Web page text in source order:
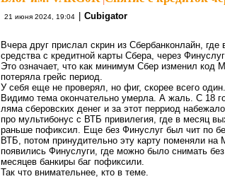
21 июня 2024, 19:04 Cubigator
Вчера друг прислал скрин из Сбербанконлайн,
средства с кредитной карты Сбера, через
Это означает, что как минимум Сбер изменил код
потеряла грейс период.
У себя еще не проверял, но фиг, скорее всего один.
Видимо тема окончательно умерла. А жаль. С 18
ляма сберовских денег и за этот перриод
про мультибонус с ВТБ привилегия, где в месяц
раньше пофиксил. Еще без Финуслуг был чит по
ВТБ, потом принудительно эту карту поменяли
появились Финуслуги, где можно было снимать
месяцев банкиры баг пофиксили.
Так что внимательнее, кто в теме.